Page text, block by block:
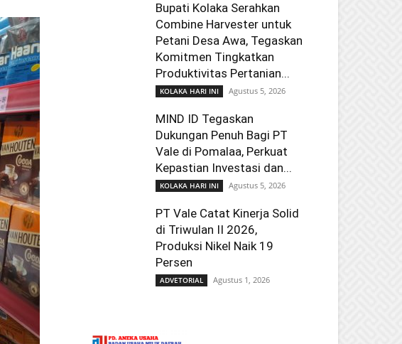
Bupati Kolaka Serahkan
Combine Harvester untuk
Petani Desa Awa, Tegaskan
Komitmen Tingkatkan
Produktivitas Pertanian...
KOLAKA HARI INI Agustus 5, 2026
MIND ID Tegaskan
Dukungan Penuh Bagi PT
Vale di Pomalaa, Perkuat
Kepastian Investasi dan...
KOLAKA HARI INI Agustus 5, 2026
PT Vale Catat Kinerja Solid
di Triwulan II 2026,
Produksi Nikel Naik 19
Persen
ADVETORIAL Agustus 1, 2026